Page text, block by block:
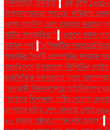
সফলভাবে অনুষ্ঠিত" "এই দেশ ১৯৭১-
বিশ্বাসঘাতকতা করেছে: কুমিল্লায়
খোলা সয়াবিন তেল ব্যবহার করছেন
অসীম উপকারিতা!" "একুশে পদক
ফুটবল দল" "এশিয়াটিক
আদানির তিনটি কোম্পানির ঋণমান
করেছিলেন ইসরায়েল-ফিলিস্তিন রাষ্ট্রের
রাজনৈতিক দলগুলোর সাথে
"ওসমানী বিমানবন্দরে অগ্নিনির্বাপণ
"কাউকে বিশৃঙ্খলা সৃষ্টির সুযোগ
দোকানে মর্টার শেল দেখতে পেয়ে
৮০ হাজার পৃষ্ঠার গোপন নথি প্রকাশ"